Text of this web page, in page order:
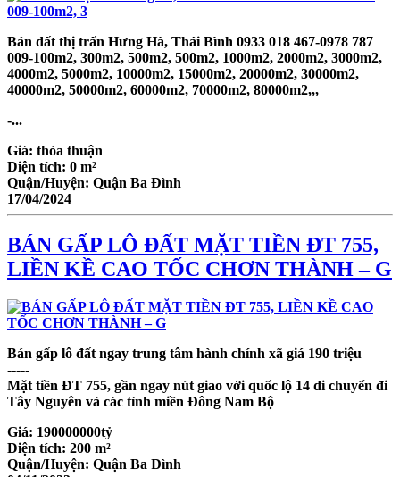
Bán đất thị trấn Hưng Hà, Thái Bình 0933 018 467-0978 787
009-100m2, 300m2, 500m2, 500m2, 1000m2, 2000m2, 3000m2,
4000m2, 5000m2, 10000m2, 15000m2, 20000m2, 30000m2,
40000m2, 50000m2, 60000m2, 70000m2, 80000m2,,,
-...
Giá: thỏa thuận
Diện tích: 0 m²
Quận/Huyện: Quận Ba Đình
17/04/2024
BÁN GẤP LÔ ĐẤT MẶT TIỀN ĐT 755,
LIỀN KỀ CAO TỐC CHƠN THÀNH – G
Bán gấp lô đất ngay trung tâm hành chính xã giá 190 triệu
-----
Mặt tiền ĐT 755, gần ngay nút giao với quốc lộ 14 di chuyển đi
Tây Nguyên và các tỉnh miền Đông Nam Bộ
Giá: 190000000tỷ
Diện tích: 200 m²
Quận/Huyện: Quận Ba Đình